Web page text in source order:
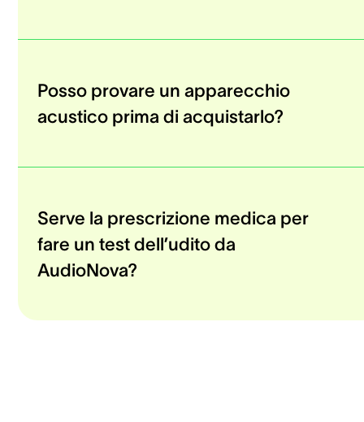
Posso provare un apparecchio
acustico prima di acquistarlo?
Serve la prescrizione medica per
fare un test dell’udito da
AudioNova?